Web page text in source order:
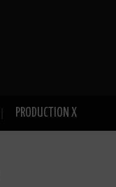
PRODUCTION X